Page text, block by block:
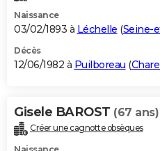
Naissance
03/02/1893 à Léchelle (Seine-
Décès
12/06/1982 à Puilboreau (
Gisele BAROST (67 ans)
Créer une cagnotte obsèques